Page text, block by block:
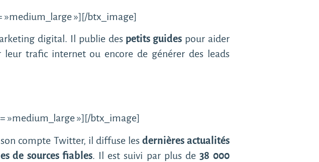
»medium_large »][/btx_image]
digital. Il publie des petits guides pour aider
leur trafic internet ou encore de générer des leads
»medium_large »][/btx_image]
son compte Twitter, il diffuse lesdernières actualités
de sources fiables. Il est suivi par plus de38 000